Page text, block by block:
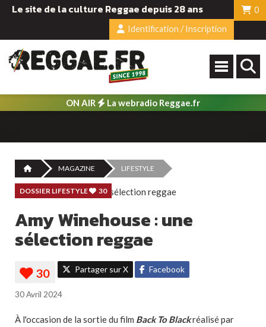
Le site de la culture Reggae depuis 28 ans
0
Identification / Inscription
ON AIR La webradio Reggae.fr
MAGAZINE LIFESTYLE
DOSSIER LIFESTYLE 30
Amy Winehouse : une
sélection reggae
Partager sur X Facebook
30 Avril 2024
À l'occasion de la sortie du film Back To Blackréalisé par